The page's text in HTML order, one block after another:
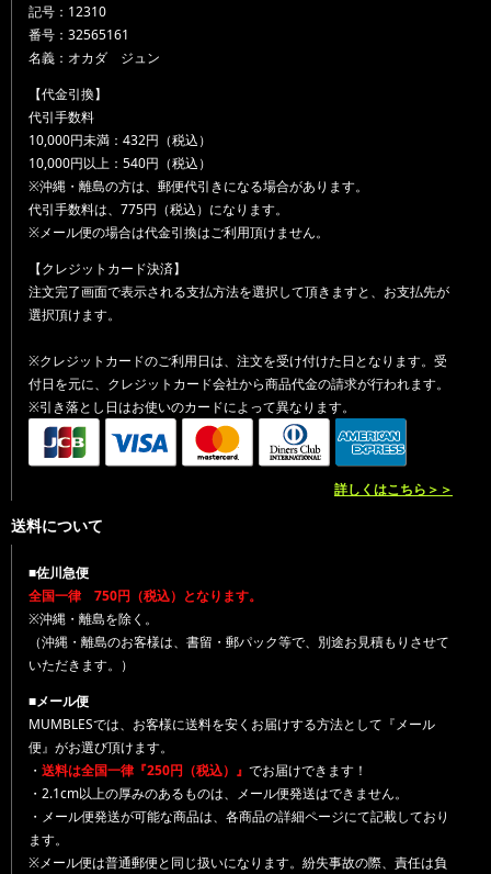
記号：12310
番号：32565161
名義：オカダ ジュン
【代金引換】
代引手数料
10,000円未満：432円（税込）
10,000円以上：540円（税込）
※沖縄・離島の方は、郵便代引きになる場合があります。
代引手数料は、775円（税込）になります。
※メール便の場合は代金引換はご利用頂けません。
【クレジットカード決済】
注文完了画面で表示される支払方法を選択して頂きますと、お支払先が
選択頂けます。
※クレジットカードのご利用日は、注文を受け付けた日となります。受
付日を元に、クレジットカード会社から商品代金の請求が行われます。
※引き落とし日はお使いのカードによって異なります。
詳しくはこちら＞＞
送料について
■佐川急便
全国一律 750円（税込）となります。
※沖縄・離島を除く。
（沖縄・離島のお客様は、書留・郵パック等で、別途お見積もりさせて
いただきます。）
■メール便
MUMBLESでは、お客様に送料を安くお届けする方法として『メール
便』がお選び頂けます。
・ 送料は全国一律『250円（税込）』 でお届けできます！
・2.1cm以上の厚みのあるものは、メール便発送はできません。
・メール便発送が可能な商品は、各商品の詳細ページにて記載しており
ます。
※メール便は普通郵便と同じ扱いになります。紛失事故の際、責任は負